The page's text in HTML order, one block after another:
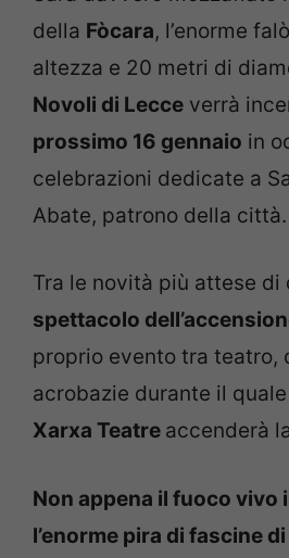
della Fòcara, l’enorme
altezza e 20 metri di
Novoli di Lecce verrà
prossimo 16 gennaio in
celebrazioni dedicate a
Abate, patrono della città.
Tra le novità più attese di
spettacolo
proprio evento tra teatro,
acrobazie durante il
Xarxa Teatre accenderà
Non appena il fuoco vivo
l’enorme pira di fascine